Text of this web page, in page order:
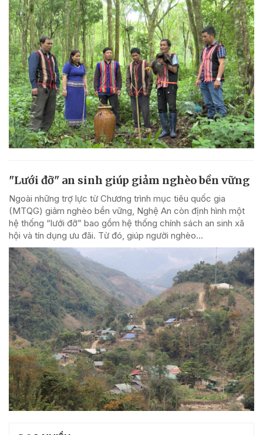
"Lưới đỡ" an sinh giúp giảm nghèo bền vững
Ngoài những trợ lực từ Chương trình mục tiêu quốc gia
(MTQG) giảm nghèo bền vững, Nghệ An còn định hình một
hệ thống “lưới đỡ” bao gồm hệ thống chính sách an sinh xã
hội và tín dụng ưu đãi. Từ đó, giúp người nghèo...